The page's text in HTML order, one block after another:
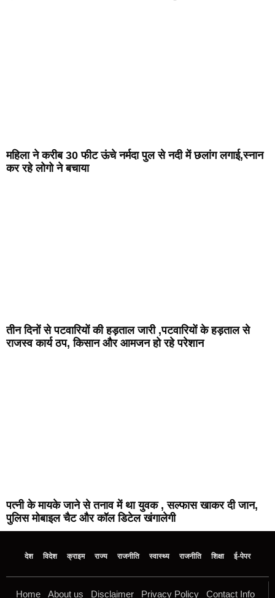
महिला ने करीब 30 फीट ऊंचे नर्मदा पुल से नदी में छलांग लगाई,स्नान
कर रहे लोगो ने बचाया
तीन दिनों से पटवारियों की हड़ताल जारी ,पटवारियों के हड़ताल से
राजस्व कार्य ठप, किसान और आमजन हो रहे परेशान
पत्नी के मायके जाने से तनाव में था युवक , सल्फास खाकर दी जान,
पुलिस मोबाइल चैट और कॉल डिटेल खंगालेगी
देश विदेश क्राइम राज्य राजनीति स्वास्थ्य राजनीति शिक्षा ई-पेपर
Home About us Disclaimer Privacy Policy Contact Info